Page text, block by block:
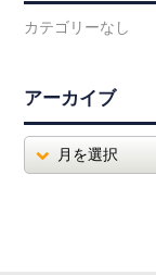
カテゴリーなし
アーカイブ